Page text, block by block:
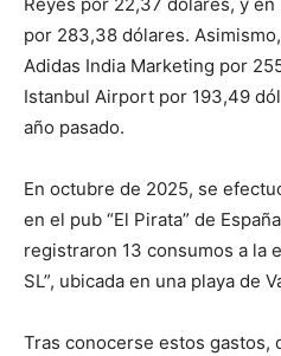
por 283,38 dólares.
Adidas India Marketing por
Istanbul Airport por 193,49
año pasado.
En octubre de 2025, se
en el pub “El Pirata” de
registraron 13 consumos a la
SL”, ubicada en una playa de
Tras conocerse estos gastos,